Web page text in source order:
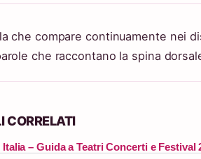
che compare continuamente nei
che raccontano la spina
CORRELATI
– Guida a Teatri Concerti e Festival